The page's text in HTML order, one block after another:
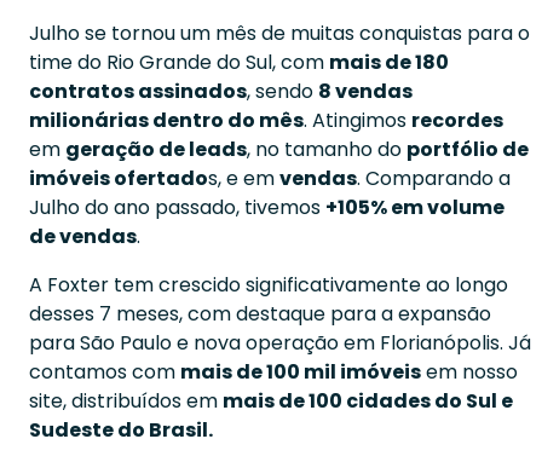
Julho se tornou um mês de muitas conquistas para o
time do Rio Grande do Sul, com mais de 180
contratos assinados, sendo 8 vendas
milionárias dentro do mês. Atingimos recordes
em geração de leads, no tamanho do portfólio de
imóveis ofertados, e emvendas. Comparando a
Julho do ano passado, tivemos +105% em volume
de vendas.
A Foxter tem crescido significativamente ao longo
desses 7 meses, com destaque para a expansão
para São Paulo e nova operação em Florianópolis. Já
contamos com mais de 100 mil imóveisem nosso
site, distribuídos em mais de 100 cidades do Sul e
Sudeste do Brasil.